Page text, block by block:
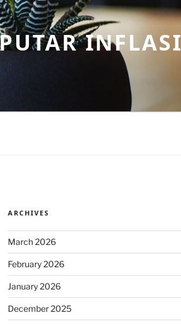
INFLASI
ARCHIVES
March 2026
February 2026
January 2026
December 2025